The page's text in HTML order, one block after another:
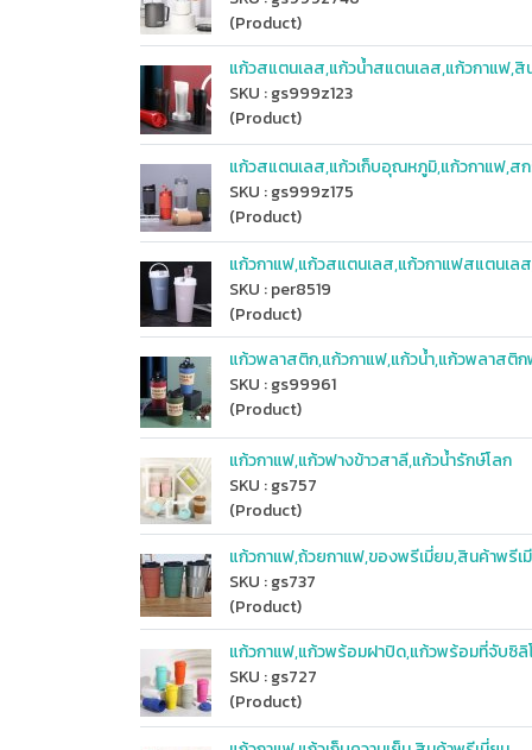
(Product)
แก้วสแตนเลส,แก้วน้ำสแตนเลส,แก้วกาแฟ,สิ
SKU : gs999z123
(Product)
แก้วสแตนเลส,แก้วเก็บอุณหภูมิ,แก้วกาแฟ,สก
SKU : gs999z175
(Product)
แก้วกาแฟ,แก้วสแตนเลส,แก้วกาแฟสแตนเล
SKU : per8519
(Product)
แก้วพลาสติก,แก้วกาแฟ,แก้วน้ำ,แก้วพลาสติ
SKU : gs99961
(Product)
แก้วกาแฟ,แก้วฟางข้าวสาลี,แก้วน้ำรักษ์โลก
SKU : gs757
(Product)
แก้วกาแฟ,ถ้วยกาแฟ,ของพรีเมี่ยม,สินค้าพรีเ
SKU : gs737
(Product)
แก้วกาแฟ,แก้วพร้อมฝาปิด,แก้วพร้อมที่จับซิลิ
SKU : gs727
(Product)